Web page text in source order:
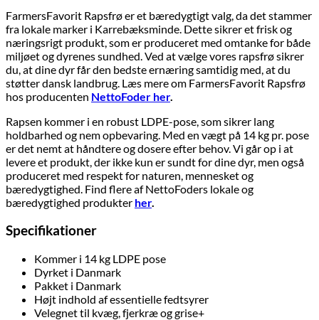
FarmersFavorit Rapsfrø er et bæredygtigt valg, da det stammer
fra lokale marker i Karrebæksminde. Dette sikrer et frisk og
næringsrigt produkt, som er produceret med omtanke for både
miljøet og dyrenes sundhed. Ved at vælge vores rapsfrø sikrer
du, at dine dyr får den bedste ernæring samtidig med, at du
støtter dansk landbrug. Læs mere om FarmersFavorit Rapsfrø
hos producenten NettoFoder her.
Rapsen kommer i en robust LDPE-pose, som sikrer lang
holdbarhed og nem opbevaring. Med en vægt på 14 kg pr. pose
er det nemt at håndtere og dosere efter behov. Vi går op i at
levere et produkt, der ikke kun er sundt for dine dyr, men også
produceret med respekt for naturen, mennesket og
bæredygtighed. Find flere af NettoFoders lokale og
bæredygtighed produkter her.
Specifikationer
Kommer i 14 kg LDPE pose
Dyrket i Danmark
Pakket i Danmark
Højt indhold af essentielle fedtsyrer
Velegnet til kvæg, fjerkræ og grise+